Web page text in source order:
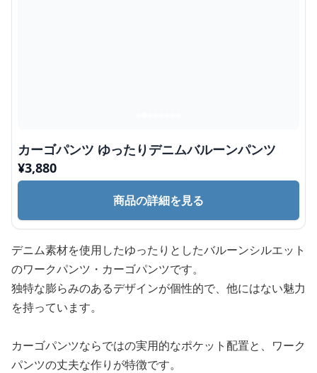
カーゴパンツ ゆったりデニムバルーンパンツ
¥3,880
商品の詳細を見る
デニム素材を使用したゆったりとしたバルーンシルエット
のワークパンツ・カーゴパンツです。
独特な膨らみのあるデザインが個性的で、他にはない魅力
を持っています。
カーゴパンツならではの実用的なポケット配置と、ワーク
パンツの丈夫な作りが特徴です。